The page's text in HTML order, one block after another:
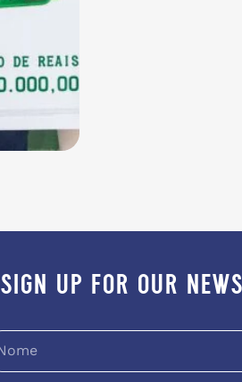
sign up for our